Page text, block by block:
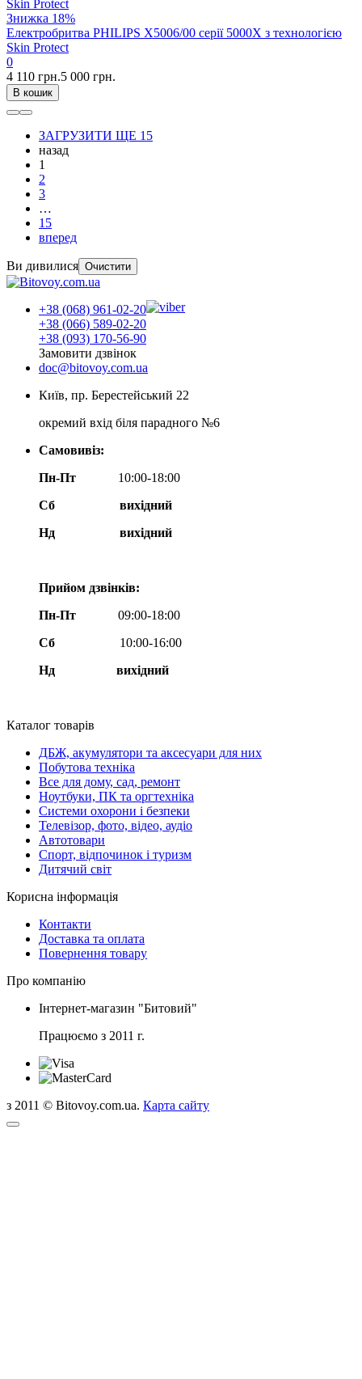
Знижка 18%
Електробритва PHILIPS X5006/00 серії 5000Х з технологією
Skin Protect
0
4 110 грн.5 000 грн.
В кошик
ЗАГРУЗИТИ ЩЕ 15
назад
1
2
3
…
15
вперед
Ви дивилися Очистити
+38 (068) 961-02-20
+38 (066) 589-02-20
+38 (093) 170-56-90
Замовити дзвінок
doc@bitovoy.com.ua
Київ, пр. Берестейський 22
окремий вхід біля парадного №6
Самовивіз:
Пн-Пт
10:00-18:00
Сб
вихідний
Нд
вихідний
Прийом дзвінків:
Пн-Пт
09:00-18:00
Сб
10:00-16:00
Нд вихідний
Каталог товарів
ДБЖ, акумулятори та аксесуари для них
Побутова техніка
Все для дому, сад, ремонт
Ноутбуки, ПК та оргтехніка
Системи охорони і безпеки
Телевізор, фото, відео, аудіо
Автотовари
Спорт, відпочинок і туризм
Дитячий світ
Корисна інформація
Контакти
Доставка та оплата
Повернення товару
Про компанію
Інтернет-магазин "Битовий"
Працюємо з 2011 г.
з 2011 © Bitovoy.com.ua. Карта сайту